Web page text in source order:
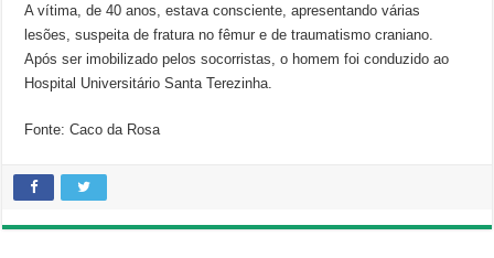
A vítima, de 40 anos, estava consciente, apresentando várias
lesões, suspeita de fratura no fêmur e de traumatismo craniano.
Após ser imobilizado pelos socorristas, o homem foi conduzido ao
Hospital Universitário Santa Terezinha.
Fonte: Caco da Rosa